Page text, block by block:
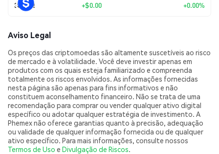
30 Dias +$0.00 +0.00%
Aviso Legal
Os preços das criptomoedas são altamente suscetíveis ao risco
de mercado e à volatilidade. Você deve investir apenas em
produtos com os quais esteja familiarizado e compreenda
totalmente os riscos envolvidos. As informações fornecidas
nesta página são apenas para fins informativos e não
constituem aconselhamento financeiro. Não se trata de uma
recomendação para comprar ou vender qualquer ativo digital
específico ou adotar qualquer estratégia de investimento. A
Phemex não oferece garantias quanto à precisão, adequação
ou validade de qualquer informação fornecida ou de qualquer
ativo específico. Para mais informações, consulte nossos
Termos de Uso e Divulgação de Riscos.